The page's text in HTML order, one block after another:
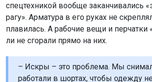
летят. В подъезде тоже не надо. Я
это глупая затея. Искры прожигают
керамогранит…, – описал Дмитрий.
Конструкция получилась брутальной и
Излишний вес впоследствии мешал